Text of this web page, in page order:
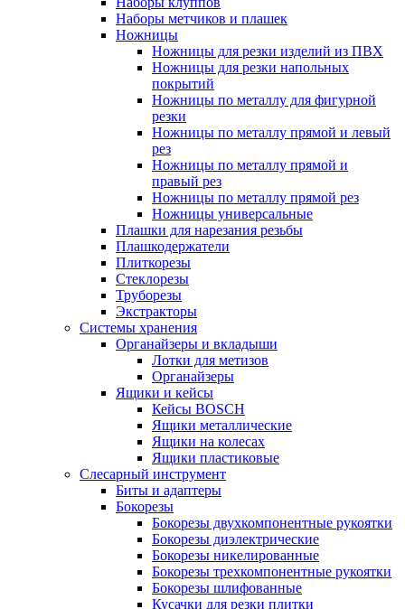
Наборы метчиков и плашек
Ножницы
Ножницы для резки изделий из ПВХ
Ножницы для резки напольных
покрытий
Ножницы по металлу для фигурной
резки
Ножницы по металлу прямой и левый
рез
Ножницы по металлу прямой и
правый рез
Ножницы по металлу прямой рез
Ножницы универсальные
Плашки для нарезания резьбы
Плашкодержатели
Плиткорезы
Стеклорезы
Труборезы
Экстракторы
Системы хранения
Органайзеры и вкладыши
Лотки для метизов
Органайзеры
Ящики и кейсы
Кейсы BOSCH
Ящики металлические
Ящики на колесах
Ящики пластиковые
Слесарный инструмент
Биты и адаптеры
Бокорезы
Бокорезы двухкомпонентные рукоятки
Бокорезы диэлектрические
Бокорезы никелированные
Бокорезы трехкомпонентные рукоятки
Бокорезы шлифованные
Кусачки для резки плитки